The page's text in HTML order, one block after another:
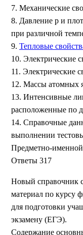
7. Механические
8. Давление р и
при различной
9. Тепловые
10. Электрические
11. Электрические
12. Массы атомных
13. Интенсивные
расположенные по
14. Справочные
выполнении
Предметно-именной
Ответы 317
Новый справочник
материал по курсу
для подготовки
экзамену (ЕГЭ).
Содержание